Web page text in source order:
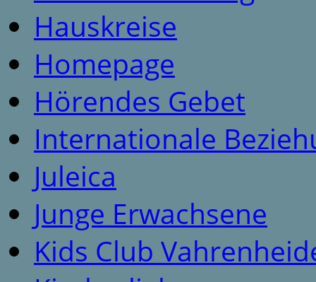
Hauskreise
Homepage
Hörendes Gebet
Internationale
Juleica
Junge Erwachsene
Kids Club